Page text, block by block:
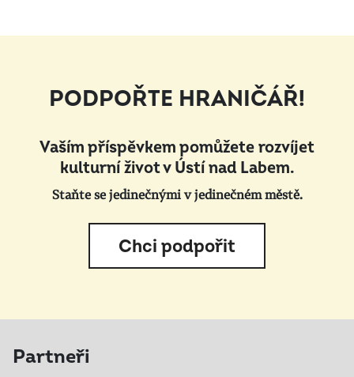
PODPOŘTE HRANIČÁŘ!
Vaším příspěvkem pomůžete rozvíjet
kulturní život v Ústí nad Labem.
Staňte se jedinečnými v jedinečném městě.
Chci podpořit
Partneři